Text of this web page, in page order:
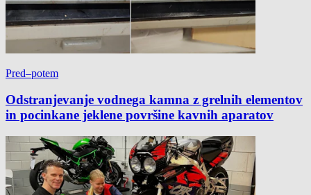
Pred–potem
Odstranjevanje vodnega kamna z grelnih elementov
in pocinkane jeklene površine kavnih aparatov